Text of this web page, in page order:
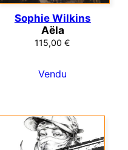
Sophie Wilkins
Aëla
115,00€
Vendu